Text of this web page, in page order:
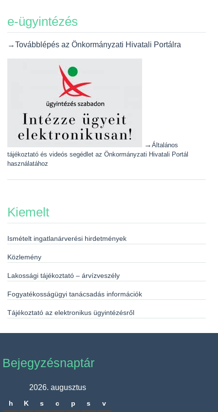
e-ügyintézés
→Továbblépés az Önkormányzati Hivatali Portálra
→ Általános
tájékoztató és videós segédlet az Önkormányzati Hivatali Portál
használatához
Kiemelt
Ismételt ingatlanárverési hirdetmények
Közlemény
Lakossági tájékoztató – árvízveszély
Fogyatékosságügyi tanácsadás információk
Tájékoztató az elektronikus ügyintézésről
Bejegyzésnaptár
2026. augusztus
h K s c p s v